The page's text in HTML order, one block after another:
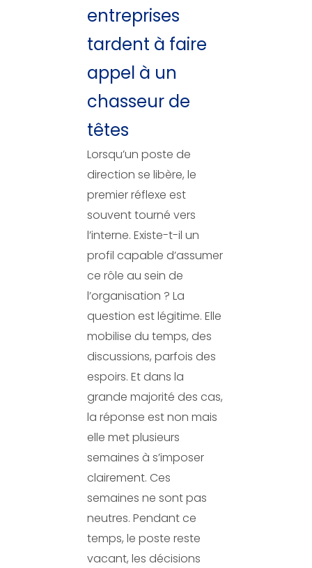
entreprises
tardent à faire
appel à un
chasseur de
têtes
Lorsqu’un poste de
direction se libère, le
premier réflexe est
souvent tourné vers
l’interne. Existe-t-il un
profil capable d’assumer
ce rôle au sein de
l’organisation ? La
question est légitime. Elle
mobilise du temps, des
discussions, parfois des
espoirs. Et dans la
grande majorité des cas,
la réponse est non mais
elle met plusieurs
semaines à s’imposer
clairement. Ces
semaines ne sont pas
neutres. Pendant ce
temps, le poste reste
vacant, les décisions